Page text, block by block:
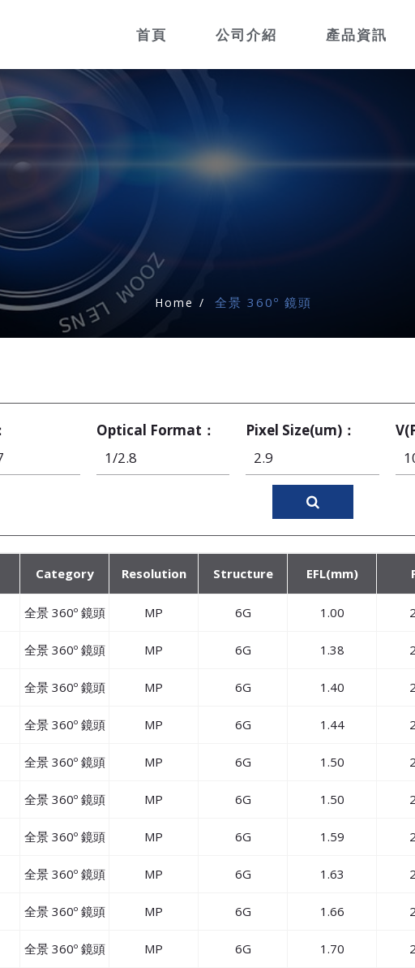
首頁 公司介紹 產品資訊
Home / 全景 360º 鏡頭
Optical Format： Pixel Size(um)：
Category Resolution Structure EFL(mm)
全景 360º 鏡頭 MP 6G 1.00
全景 360º 鏡頭 MP 6G 1.38
全景 360º 鏡頭 MP 6G 1.40
全景 360º 鏡頭 MP 6G 1.44
全景 360º 鏡頭 MP 6G 1.50
全景 360º 鏡頭 MP 6G 1.50
全景 360º 鏡頭 MP 6G 1.59
全景 360º 鏡頭 MP 6G 1.63
全景 360º 鏡頭 MP 6G 1.66
全景 360º 鏡頭 MP 6G 1.70